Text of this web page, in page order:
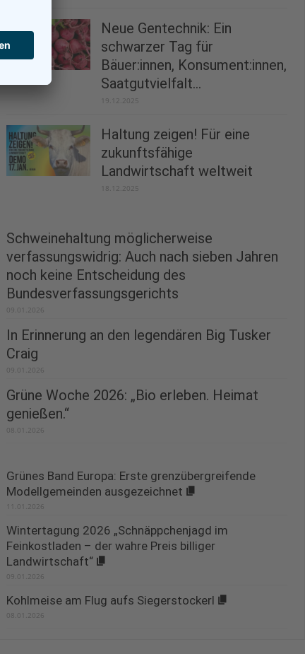
Neue Gentechnik: Ein
schwarzer Tag für
Bäuer:innen, Konsument:innen,
Saatgutvielfalt...
19.12.2025
Haltung zeigen! Für eine
zukunftsfähige
Landwirtschaft weltweit
18.12.2025
Schweinehaltung möglicherweise
verfassungswidrig: Auch nach sieben Jahren
noch keine Entscheidung des
Bundesverfassungsgerichts
09.01.2026
In Erinnerung an den legendären Big Tusker
Craig
09.01.2026
Grüne Woche 2026: „Bio erleben. Heimat
genießen.“
08.01.2026
Grünes Band Europa: Erste grenzübergreifende
Modellgemeinden ausgezeichnet
11.01.2026
Wintertagung 2026 „Schnäppchenjagd im
Feinkostladen – der wahre Preis billiger
Landwirtschaft“
09.01.2026
Kohlmeise am Flug aufs Siegerstockerl
08.01.2026